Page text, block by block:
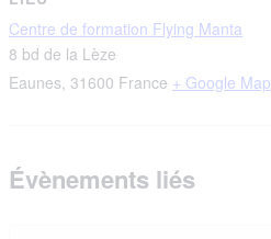
Centre de formation Flying Manta
8 bd de la Lèze
Eaunes, 31600 France + Google Map
Évènements liés